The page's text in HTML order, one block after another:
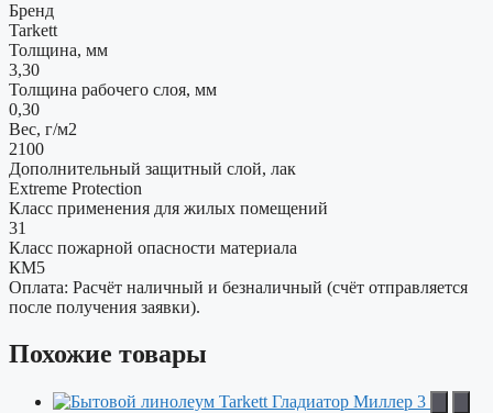
Бренд
Tarkett
Толщина, мм
3,30
Толщина рабочего слоя, мм
0,30
Вес, г/м2
2100
Дополнительный защитный слой, лак
Extreme Protection
Класс применения для жилых помещений
31
Класс пожарной опасности материала
КМ5
Оплата: Расчёт наличный и безналичный (счёт отправляется
после получения заявки).
Похожие товары